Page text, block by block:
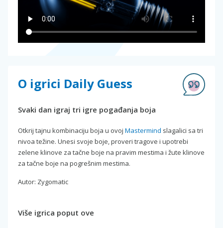
O igrici Daily Guess
Svaki dan igraj tri igre pogađanja boja
Otkrij tajnu kombinaciju boja u ovoj Mastermind slagalici sa tri
nivoa težine. Unesi svoje boje, proveri tragove i upotrebi
zelene klinove za tačne boje na pravim mestima i žute klinove
za tačne boje na pogrešnim mestima.
Autor: Zygomatic
Više igrica poput ove